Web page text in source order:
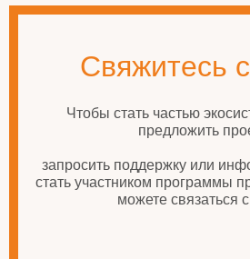
Свяжитесь
Чтобы стать частью
предложить
запросить поддержку или
стать участником программы
можете связаться